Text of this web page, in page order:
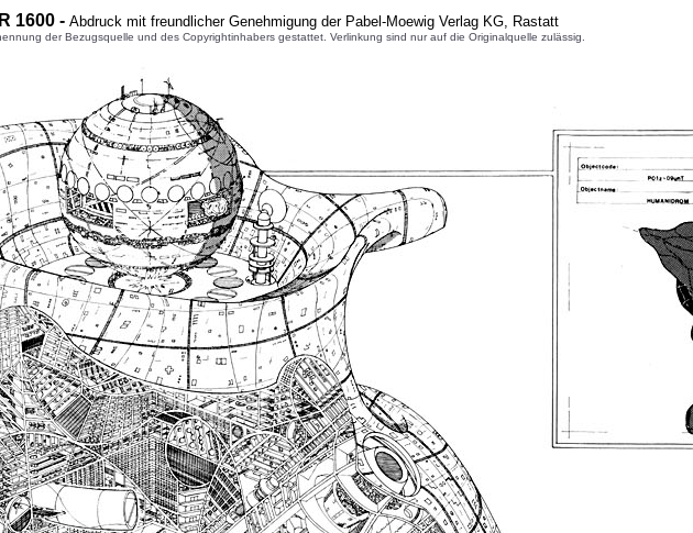
1600 - Abdruck mit freundlicher Genehmigung der Pabel-Moewig Verlag KG, Rastatt
der Bezugsquelle und des Copyrightinhabers gestattet. Verlinkung sind nur auf die Originalquelle zulässig.